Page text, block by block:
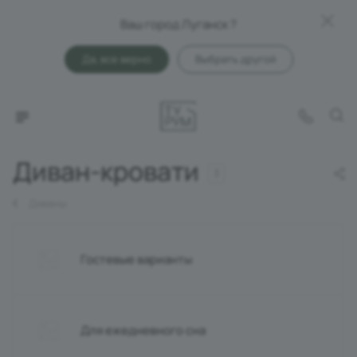
Ваш город Луганск ?
Диван-кровати
Гостевые варианты
Для ежедневного сна